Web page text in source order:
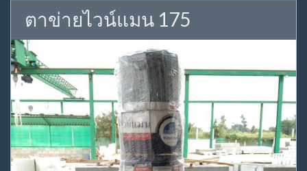
ตาข่ายไวน์แมน 175